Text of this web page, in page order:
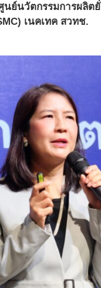
ย์นวัตกรรมการผลิต
เนคเทค สวทช.